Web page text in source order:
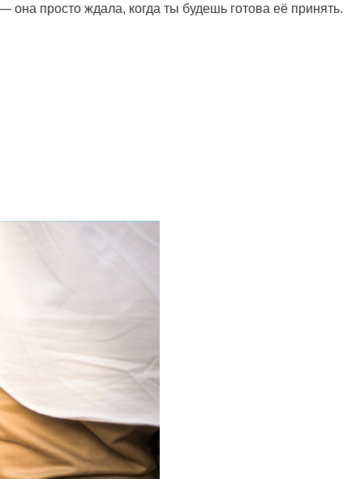
просто ждала, когда ты будешь готова её принять.